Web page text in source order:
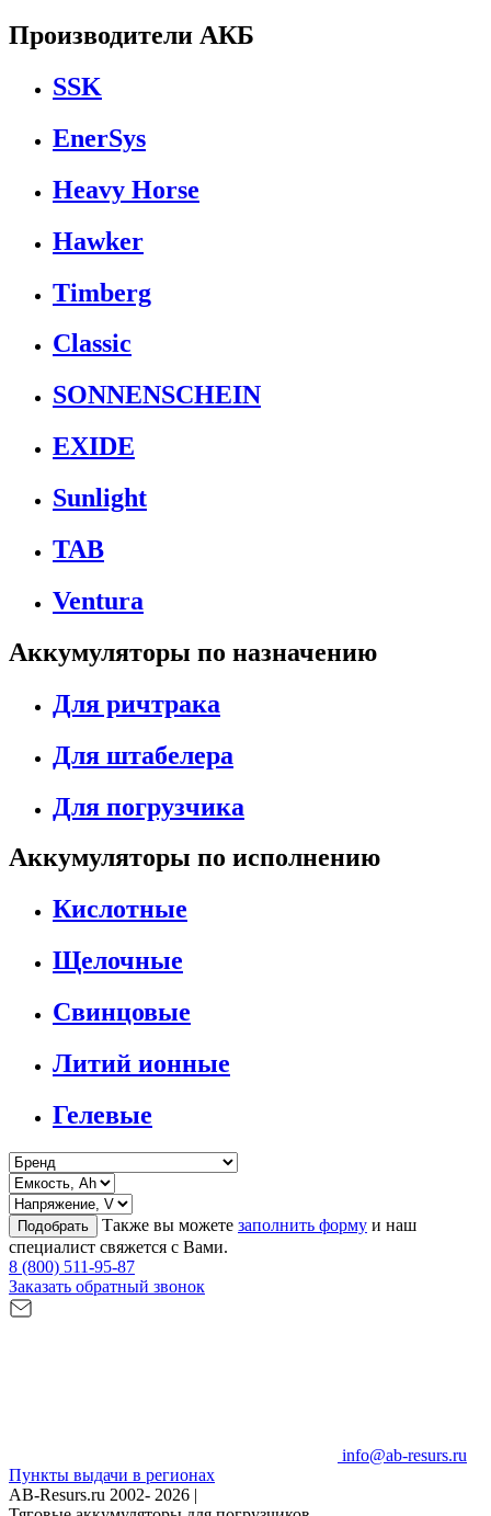
Производители АКБ
SSK
EnerSys
Heavy Horse
Hawker
Timberg
Classic
SONNENSCHEIN
EXIDE
Sunlight
TAB
Ventura
Аккумуляторы по назначению
Для ричтрака
Для штабелера
Для погрузчика
Аккумуляторы по исполнению
Кислотные
Щелочные
Свинцовые
Литий ионные
Гелевые
Подобрать Также вы можете заполнить форму и наш
специалист свяжется с Вами.
8 (800) 511-95-87
Заказать обратный звонок
info@ab-resurs.ru
Пункты выдачи в регионах
AB-Resurs.ru 2002- 2026 |